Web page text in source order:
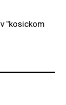
"kosickom